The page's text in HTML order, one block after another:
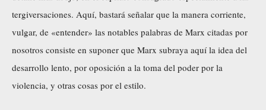
tergiversaciones. Aquí, bastará señalar que la manera corriente,
vulgar, de «entender» las notables palabras de Marx citadas por
nosotros consiste en suponer que Marx subraya aquí la idea del
desarrollo lento, por oposición a la toma del poder por la
violencia, y otras cosas por el estilo.